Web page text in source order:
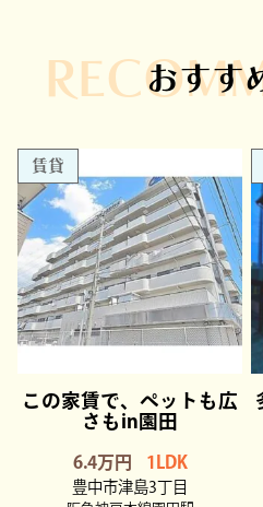
おすす
賃貸
この家賃で、ペットも広
さもin園田
6.4万円 1LDK
豊中市津島3丁目